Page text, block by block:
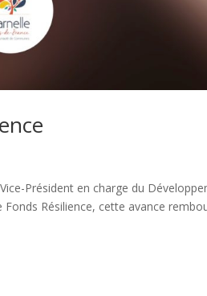
Président en charge du
Résilience, cette avance